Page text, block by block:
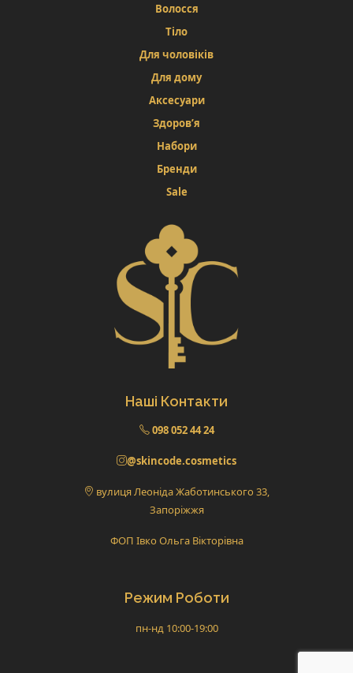
Волосся
Тіло
Для чоловіків
Для дому
Аксесуари
Здоров’я
Набори
Бренди
Sale
Наші Контакти
098 052 44 24
@skincode.cosmetics
вулиця Леоніда Жаботинського 33,
Запоріжжя
ФОП Івко Ольга Вікторівна
Режим Роботи
пн-нд 10:00-19:00